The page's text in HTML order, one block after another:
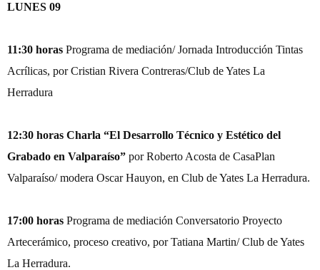
LUNES 09
11:30 horas Programa de mediación/ Jornada Introducción Tintas
Acrílicas, por Cristian Rivera Contreras/Club de Yates La
Herradura
12:30 horas Charla “El Desarrollo Técnico y Estético del
Grabado en Valparaíso” por Roberto Acosta de CasaPlan
Valparaíso/ modera Oscar Hauyon, en Club de Yates La Herradura.
17:00 horas Programa de mediación Conversatorio Proyecto
Artecerámico, proceso creativo, por Tatiana Martin/ Club de Yates
La Herradura.